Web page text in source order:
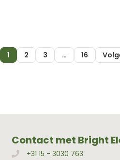
1 2 3 … 16
Contact met Bright
Bellen met Bright Elephant
+31 15 - 3030 763